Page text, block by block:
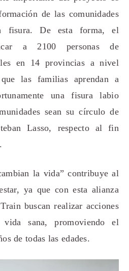
de las comunidades
fisura. De esta forma, el
a 2100 personas de
en 14 provincias a nivel
las familias aprendan a
una fisura labio
sean su círculo de
Lasso, respecto al fin
la vida” contribuye al
ya que con esta alianza
buscan realizar acciones
sana, promoviendo el
de todas las edades.